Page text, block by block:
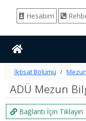
Hesabım
İktisat Bölümü Mezun
ADÜ Mezun
Bağlantı İçin Tıklayın